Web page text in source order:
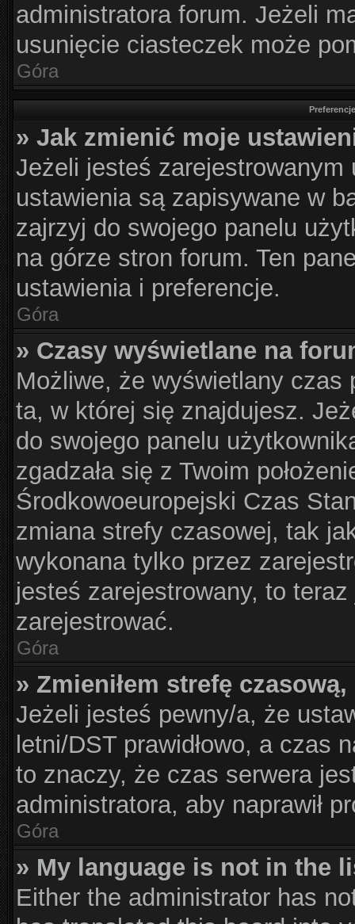
administratora forum. Jeżeli
usunięcie ciasteczek może
Góra
» Jak zmienić moje
Jeżeli jesteś
ustawienia są zapisywane w
zajrzyj do swojego panelu
na górze stron forum. Ten
ustawienia i preferencje.
Góra
» Czasy wyświetlane na
Możliwe, że wyświetlany
ta, w której się znajdujesz.
do swojego panelu
zgadzała się z Twoim
Środkowoeuropejski Czas
zmiana strefy czasowej, tak
wykonana tylko przez
jesteś zarejestrowany, to
zarejestrować.
Góra
» Zmieniłem strefę
Jeżeli jesteś pewny/a, że
letni/DST prawidłowo, a czas
to znaczy, że czas serwera
administratora, aby naprawił
Góra
» My language is not in the
Either the administrator has